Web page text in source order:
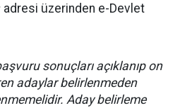
adresi üzerinden e-Devlet
sonuçları açıklanıp on
adaylar belirlenmeden
Aday belirleme